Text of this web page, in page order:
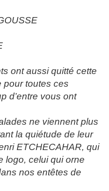
SINDE
ont aussi quitté cette
pour toutes ces
d’entre vous ont
ne viennent plus
la quiétude de leur
ETCHECAHAR, qui
logo, celui qui orne
nos entêtes de